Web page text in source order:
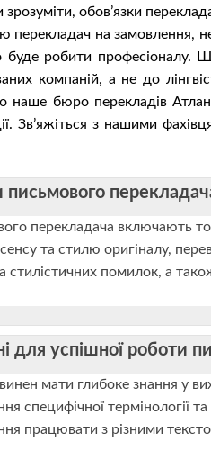
обов’язки
перекладач на замовлення,
буде робити
компаній, а не до
наше бюро перекладів
Зв’яжіться з нашими
письмового
перекладача включають
та стилю оригіналу,
стилістичних помилок, а
для успішної роботи
мати глибоке знання у
специфічної термінології
працювати з різними